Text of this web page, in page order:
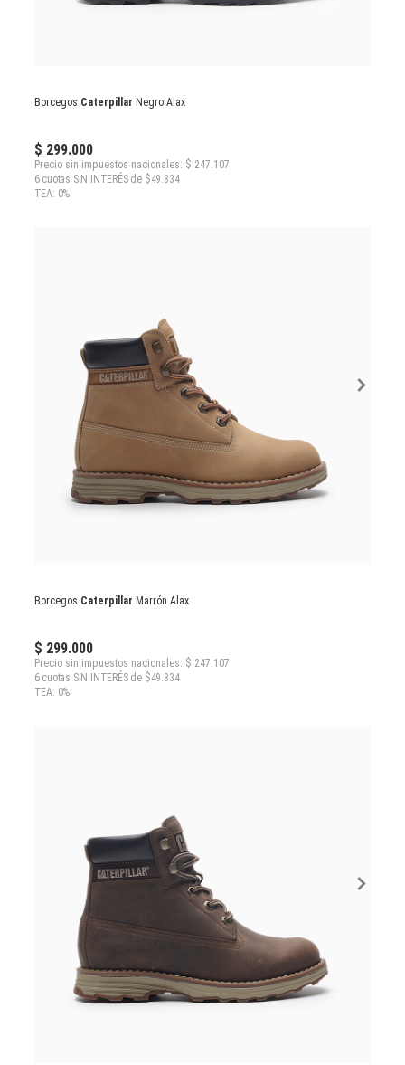
Borcegos Caterpillar Negro Alax
$ 299.000
Precio sin impuestos nacionales: $ 247.107
6 cuotas SIN INTERÉS de $49.834
TEA: 0%
Borcegos Caterpillar Marrón Alax
$ 299.000
Precio sin impuestos nacionales: $ 247.107
6 cuotas SIN INTERÉS de $49.834
TEA: 0%